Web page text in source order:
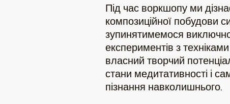
Під час воркшопу ми
композиційної побудови
зупинятимемося виключно
експериментів з
власний творчий
стани медитативності і
пізнання навколишнього.